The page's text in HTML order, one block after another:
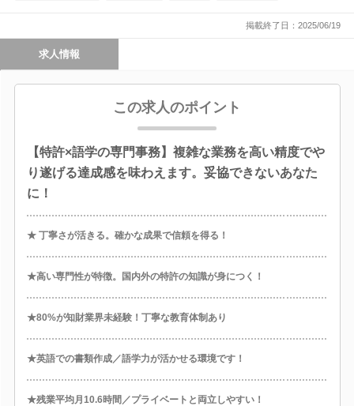
掲載終了日：2025/06/19
求人情報
この求人のポイント
【特許×語学の専門事務】複雑な業務を高い精度でや
り遂げる達成感を味わえます。妥協できないあなた
に！
★ 丁寧さが活きる。確かな成果で信頼を得る！
★高い専門性が特徴。国内外の特許の知識が身につく！
★80%が知財業界未経験！丁寧な教育体制あり
★英語での書類作成／語学力が活かせる環境です！
★残業平均月10.6時間／プライベートと両立しやすい！